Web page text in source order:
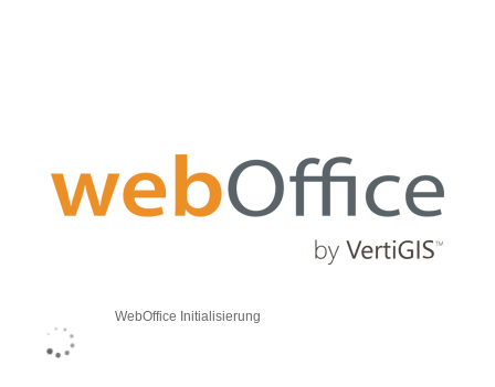
WebOffice Initialisierung